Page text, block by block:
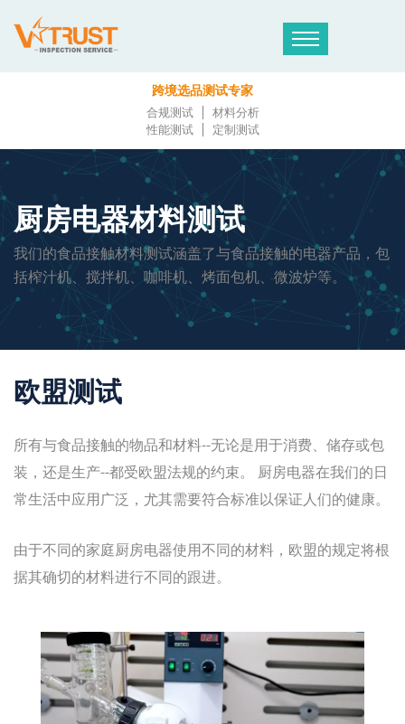
跨境选品测试专家
合规测试
材料分析
性能测试
定制测试
厨房电器材料测试
我们的食品接触材料测试涵盖了与食品接触的电器产品，包
括榨汁机、搅拌机、咖啡机、烤面包机、微波炉等。
欧盟测试
所有与食品接触的物品和材料--无论是用于消费、储存或包
装，还是生产--都受欧盟法规的约束。 厨房电器在我们的日
常生活中应用广泛，尤其需要符合标准以保证人们的健康。
由于不同的家庭厨房电器使用不同的材料，欧盟的规定将根
据其确切的材料进行不同的跟进。